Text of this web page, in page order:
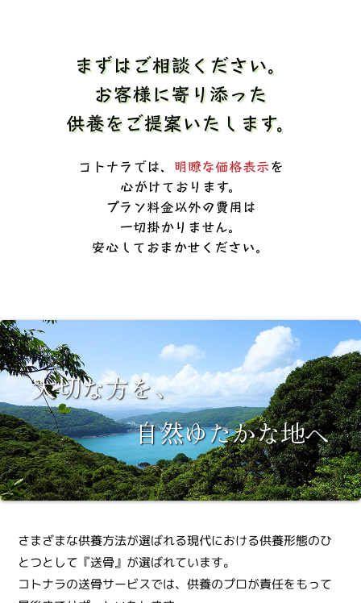
まずはご相談ください。
お客様に寄り添った
供養をご提案いたします。
コトナラでは、 明瞭な価格表示を
心がけております。
プラン料金以外の費用は
一切掛かりません。
安心しておまかせください。
大切な方を、
自然ゆたかな地へ
さまざまな供養方法が選ばれる現代における供養形態のひ
とつとして 『送骨』が選ばれています。
コトナラの送骨サービスでは、供養のプロが責任をもって